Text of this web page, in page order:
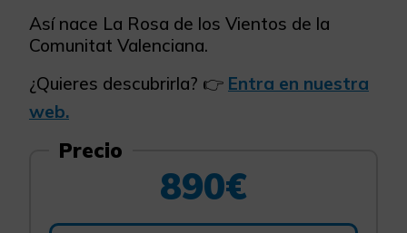
Así nace La Rosa de los Vientos de la
Comunitat Valenciana.
¿Quieres descubrirla? 👉 Entra en nuestra
web.
Precio
890€